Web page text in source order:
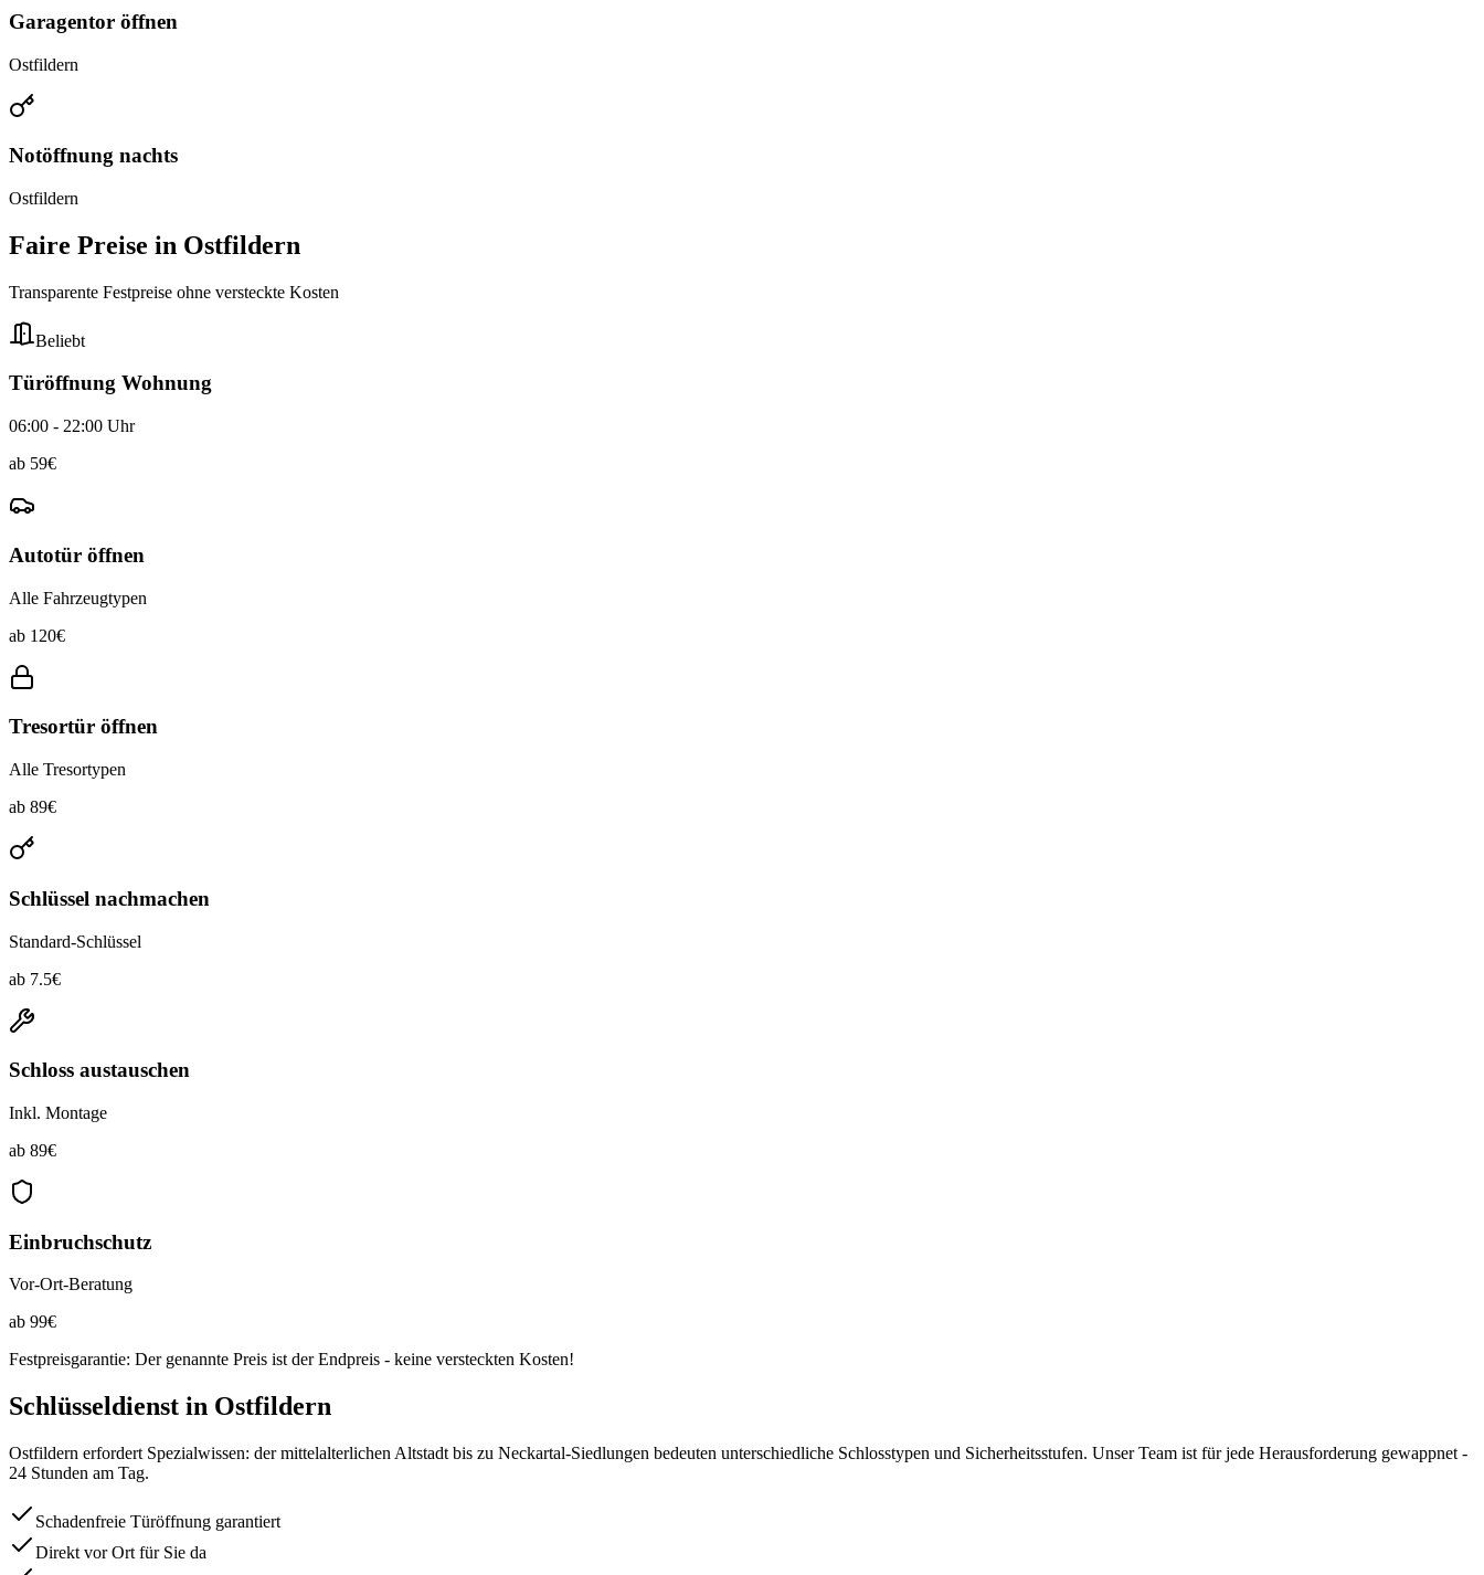
Garagentor öffnen
Ostfildern
Notöffnung nachts
Ostfildern
Faire Preise in Ostfildern
Transparente Festpreise ohne versteckte Kosten
Beliebt
Türöffnung Wohnung
06:00 - 22:00 Uhr
ab 59€
Autotür öffnen
Alle Fahrzeugtypen
ab 120€
Tresortür öffnen
Alle Tresortypen
ab 89€
Schlüssel nachmachen
Standard-Schlüssel
ab 7.5€
Schloss austauschen
Inkl. Montage
ab 89€
Einbruchschutz
Vor-Ort-Beratung
ab 99€
Festpreisgarantie: Der genannte Preis ist der Endpreis - keine versteckten Kosten!
Schlüsseldienst in Ostfildern
Ostfildern erfordert Spezialwissen: der mittelalterlichen Altstadt bis zu Neckartal-Siedlungen bedeuten unterschiedliche Schlosstypen und Sicherheitsstufen. Unser Team ist für jede Herausforderung gewappnet -
24 Stunden am Tag.
Schadenfreie Türöffnung garantiert
Direkt vor Ort für Sie da